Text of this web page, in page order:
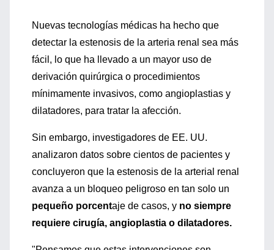
Nuevas tecnologías médicas ha hecho que
detectar la estenosis de la arteria renal sea más
fácil, lo que ha llevado a un mayor uso de
derivación quirúrgica o procedimientos
mínimamente invasivos, como angioplastias y
dilatadores, para tratar la afección.
Sin embargo, investigadores de EE. UU.
analizaron datos sobre cientos de pacientes y
concluyeron que la estenosis de la arterial renal
avanza a un bloqueo peligroso en tan solo un
pequeño porcentaje de casos, y no siempre
requiere cirugía, angioplastia o dilatadores.